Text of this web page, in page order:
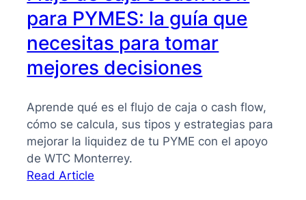
para PYMES: la guía que
necesitas para tomar
mejores decisiones
Aprende qué es el flujo de caja o cash flow,
cómo se calcula, sus tipos y estrategias para
mejorar la liquidez de tu PYME con el apoyo
de WTC Monterrey.
Read Article